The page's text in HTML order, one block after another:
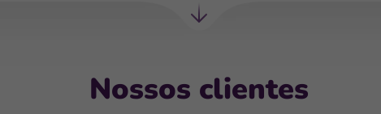
Nossos clientes